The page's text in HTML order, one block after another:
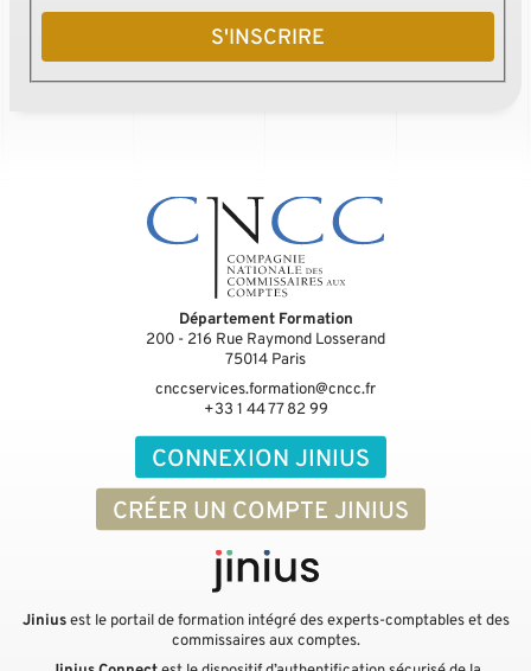
S'INSCRIRE
CONNEXION JINIUS
CRÉER UN COMPTE JINIUS
Département Formation
200 - 216 Rue Raymond Losserand
75014 Paris
cnccservices.formation@cncc.fr
+33 1 44 77 82 99
Jiniusest le portail de formation intégré des experts-comptables et des
commissaires aux comptes.